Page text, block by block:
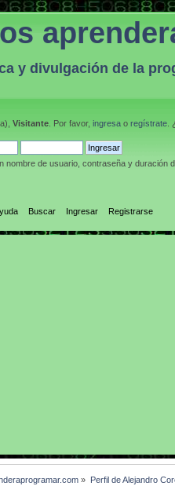
y divulgación de la
Visitante . Por favor, ingresa o regístrate
nombre de usuario, contraseña y duración
Buscar Ingresar Registrarse
» Perfil de Alejandro